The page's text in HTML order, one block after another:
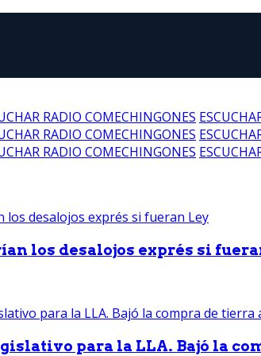
RADIO COMECHINGONES
RADIO COMECHINGONES
RADIO COMECHINGONES
los desalojos exprés si
para la LLA. Bajó la